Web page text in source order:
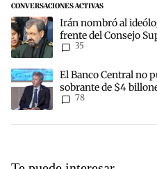
CONVERSACIONES ACTIVAS
Este listado muestra los
Un artículo de tendencia con el
Irán nombró al
frente del Consejo
35
Un artículo de tendencia con el
El Banco Central no
sobrante de $4
78